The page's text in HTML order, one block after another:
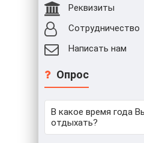
Реквизиты
Сотрудничество
Написать нам
Опрос
В какое время года
отдыхать?